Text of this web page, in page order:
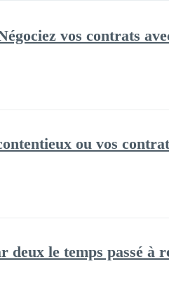
vos contrats
ou vos
deux le temps passé à